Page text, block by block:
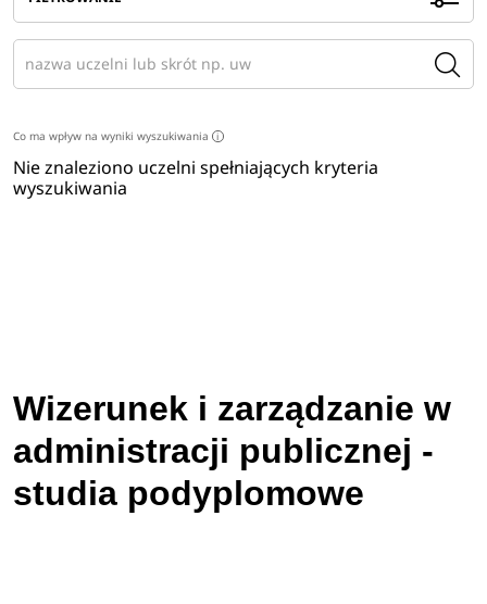
Co ma wpływ na wyniki wyszukiwania i
Nie znaleziono uczelni spełniających kryteria
wyszukiwania
Wizerunek i zarządzanie w
administracji publicznej -
studia podyplomowe